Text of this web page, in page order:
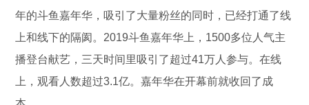
年的斗鱼嘉年华，吸引了大量粉丝的同时，已经打通了线
上和线下的隔阂。2019斗鱼嘉年华上，1500多位人气主
播登台献艺，三天时间里吸引了超过41万人参与。在线
上，观看人数超过3.1亿。嘉年华在开幕前就收回了成